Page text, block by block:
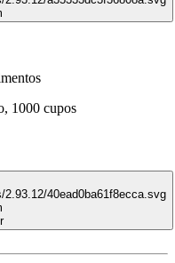
, 1000 cupos